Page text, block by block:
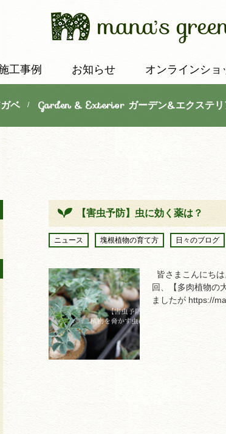
工事例 お知らせ オンラインショ
ベ/ Garden & Exterior ガーデン&エクステリ
【害虫予防】虫に効く薬は？
ニュース 塊根植物の育て方 日々のブログ
皆さまこんにち
回、【多肉植物の
ましたが https://